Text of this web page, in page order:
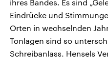
ihres Bandes. Es sind
Eindrücke und
Orten in wechselnden
Tonlagen sind so
Schreibanlass. Hensels